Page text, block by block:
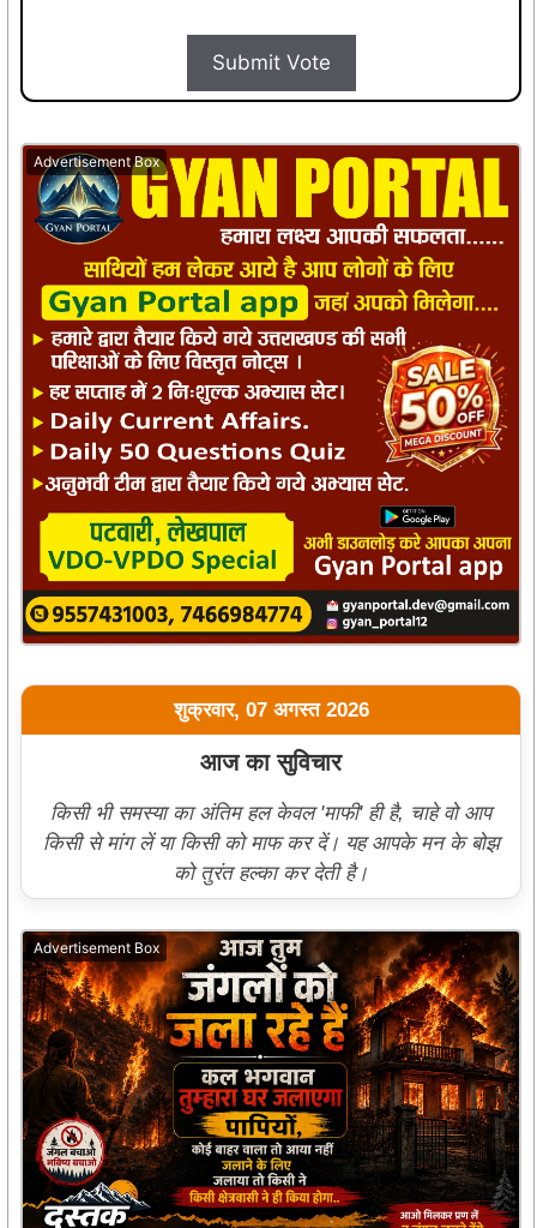
Submit Vote
Advertisement Box
शुक्रवार, 07 अगस्त 2026
आज का सुविचार
किसी भी समस्या का अंतिम हल केवल 'माफी' ही है, चाहे वो आप
किसी से मांग लें या किसी को माफ कर दें। यह आपके मन के बोझ
को तुरंत हल्का कर देती है।
Advertisement Box